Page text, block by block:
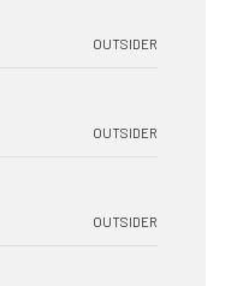
OUTSIDER
OUTSIDER
OUTSIDER